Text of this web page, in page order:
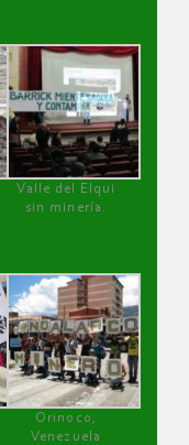
Valle del Elqui
sin minería.
Orinoco,
Venezuela